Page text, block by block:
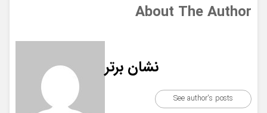
About The Author
نشان برتر
See author's posts